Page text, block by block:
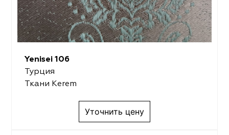
Yenisei 106
Турция
Ткани Kerem
Уточнить цену